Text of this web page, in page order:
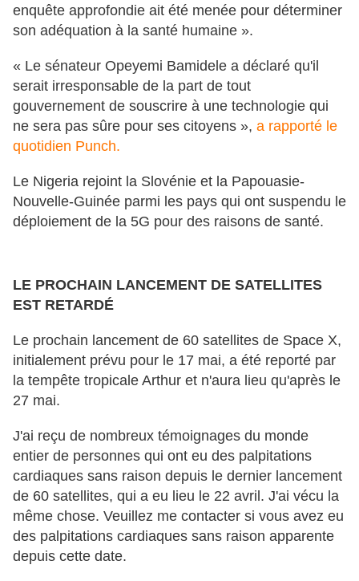
enquête approfondie ait été menée pour déterminer
son adéquation à la santé humaine ».
« Le sénateur Opeyemi Bamidele a déclaré qu'il
serait irresponsable de la part de tout
gouvernement de souscrire à une technologie qui
ne sera pas sûre pour ses citoyens », a rapporté le
quotidien Punch.
Le Nigeria rejoint la Slovénie et la Papouasie-
Nouvelle-Guinée parmi les pays qui ont suspendu le
déploiement de la 5G pour des raisons de santé.
LE PROCHAIN LANCEMENT DE SATELLITES
EST RETARDÉ
Le prochain lancement de 60 satellites de Space X,
initialement prévu pour le 17 mai, a été reporté par
la tempête tropicale Arthur et n'aura lieu qu'après le
27 mai.
J'ai reçu de nombreux témoignages du monde
entier de personnes qui ont eu des palpitations
cardiaques sans raison depuis le dernier lancement
de 60 satellites, qui a eu lieu le 22 avril. J'ai vécu la
même chose. Veuillez me contacter si vous avez eu
des palpitations cardiaques sans raison apparente
depuis cette date.